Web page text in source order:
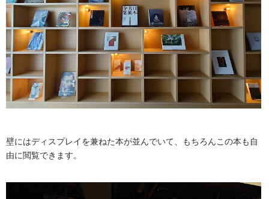
壁にはディスプレイを兼ねた本が並んでいて、もちろんこの本も自
由に閲覧できます。